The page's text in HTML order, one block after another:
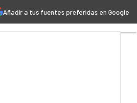
Añadir a tus fuentes preferidas en Google